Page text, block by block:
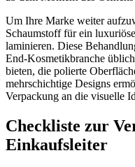
Um Ihre Marke weiter
Schaumstoff für ein
laminieren. Diese
End-Kosmetikbranche
bieten, die polierte
mehrschichtige Designs
Verpackung an die visuelle
Checkliste zur
Einkaufsleiter